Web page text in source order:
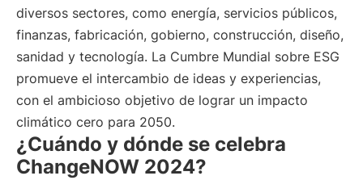
diversos sectores, como energía, servicios públicos,
finanzas, fabricación, gobierno, construcción, diseño,
sanidad y tecnología. La Cumbre Mundial sobre ESG
promueve el intercambio de ideas y experiencias,
con el ambicioso objetivo de lograr un impacto
climático cero para 2050.
¿Cuándo y dónde se celebra
ChangeNOW 2024?